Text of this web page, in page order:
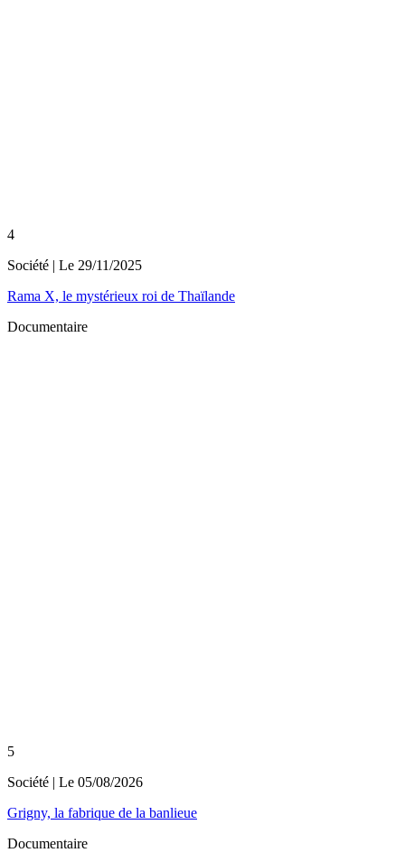
4
Société | Le 29/11/2025
Rama X, le mystérieux roi de Thaïlande
Documentaire
5
Société | Le 05/08/2026
Grigny, la fabrique de la banlieue
Documentaire